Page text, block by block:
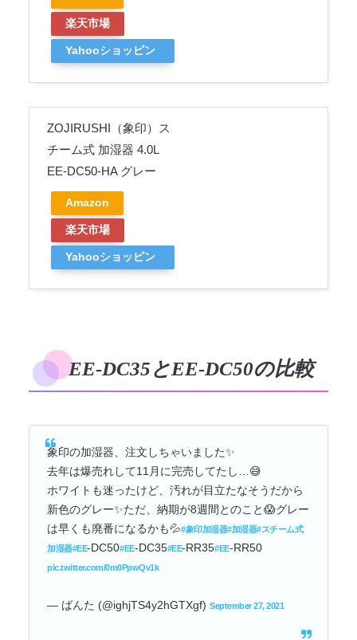
楽天市場
Yahooショッピン
ZOJIRUSHI（象印）ス
チーム式 加湿器 4.0L
EE-DC50-HA グレー
Amazon
楽天市場
Yahooショッピン
EE-DC35とEE-DC50の比較
象印の加湿器、注文しちゃいました✨
去年は爆売れして11月に完売してたし…😅
ホワイトも迷ったけど、汚れが目立たなそうだから
新色のグレー✨ただ、納期が8週間とのこと😱グレー
は早くも廃番になるかも💦#象印加湿器#加湿器#スチーム式
加湿器#EE-DC50#EE-DC35#EE-RR35#EE-RR50
pic.twitter.com/0m0PpwQv1k
— ばんた (@ighjTS4y2hGTXgf) September 27, 2021